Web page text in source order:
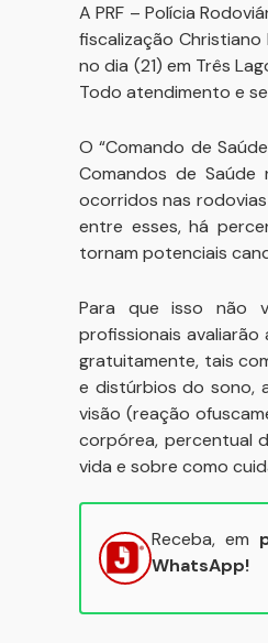
A PRF – Polícia
fiscalização Christiano
no dia (21) em Três
Todo atendimento e
O “Comando de
Comandos de
ocorridos nas
entre esses, há
tornam potenciais
Para que isso não
profissionais avaliarão
gratuitamente, tais
e distúrbios do sono,
visão (reação
corpórea, percentual
vida e sobre como
Receba, em
WhatsApp!